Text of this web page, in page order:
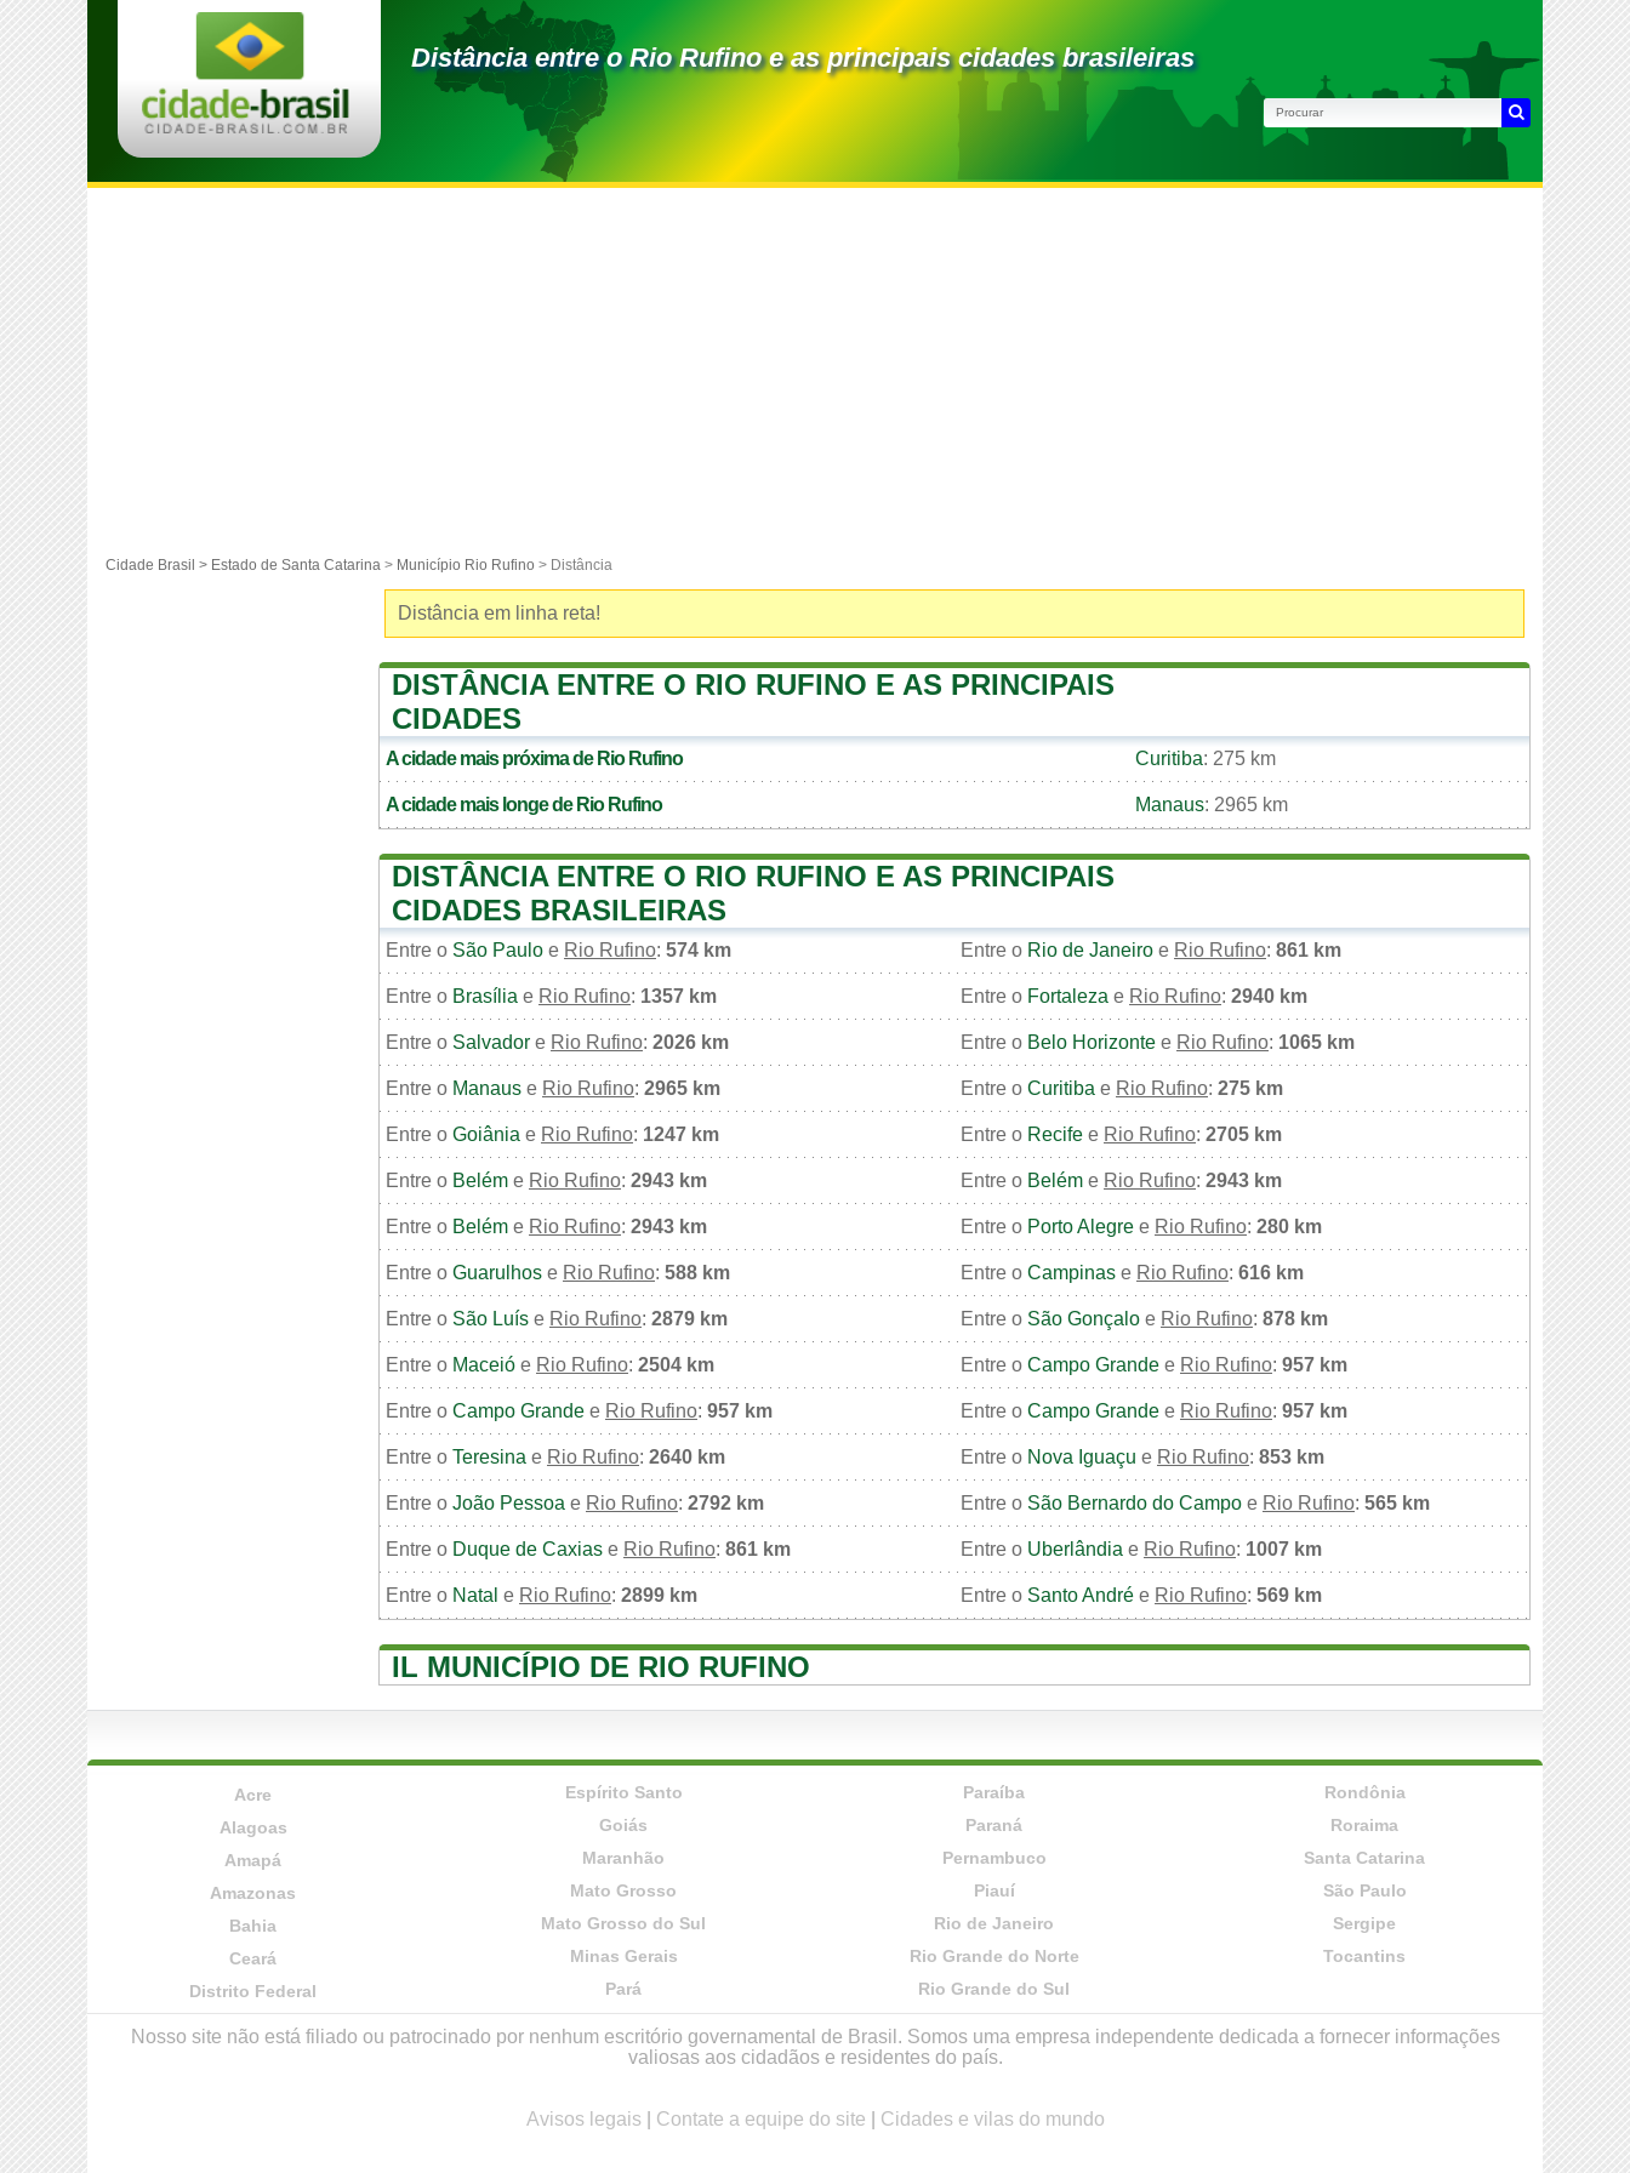
Distância entre o Rio Rufino e as principais cidades brasileiras
Cidade Brasil > Estado de Santa Catarina > Município Rio Rufino > Distância
Distância em linha reta!
DISTÂNCIA ENTRE O RIO RUFINO E AS PRINCIPAIS
CIDADES
A cidade mais próxima de Rio Rufino Curitiba: 275 km
A cidade mais longe de Rio Rufino Manaus: 2965 km
DISTÂNCIA ENTRE O RIO RUFINO E AS PRINCIPAIS
CIDADES BRASILEIRAS
Entre o São Paulo e Rio Rufino: 574 km Entre o Rio de Janeiro e Rio Rufino: 861 km
Entre o Brasília e Rio Rufino: 1357 km Entre o Fortaleza e Rio Rufino: 2940 km
Entre o Salvador e Rio Rufino: 2026 km Entre o Belo Horizonte e Rio Rufino: 1065 km
Entre o Manaus e Rio Rufino: 2965 km Entre o Curitiba e Rio Rufino: 275 km
Entre o Goiânia e Rio Rufino: 1247 km Entre o Recife e Rio Rufino: 2705 km
Entre o Belém e Rio Rufino: 2943 km Entre o Belém e Rio Rufino: 2943 km
Entre o Belém e Rio Rufino: 2943 km Entre o Porto Alegre e Rio Rufino: 280 km
Entre o Guarulhos e Rio Rufino: 588 km Entre o Campinas e Rio Rufino: 616 km
Entre o São Luís e Rio Rufino: 2879 km Entre o São Gonçalo e Rio Rufino: 878 km
Entre o Maceió e Rio Rufino: 2504 km Entre o Campo Grande e Rio Rufino: 957 km
Entre o Campo Grande e Rio Rufino: 957 km Entre o Campo Grande e Rio Rufino: 957 km
Entre o Teresina e Rio Rufino: 2640 km Entre o Nova Iguaçu e Rio Rufino: 853 km
Entre o João Pessoa e Rio Rufino: 2792 km Entre o São Bernardo do Campo e Rio Rufino: 565 km
Entre o Duque de Caxias e Rio Rufino: 861 km Entre o Uberlândia e Rio Rufino: 1007 km
Entre o Natal e Rio Rufino: 2899 km Entre o Santo André e Rio Rufino: 569 km
IL MUNICÍPIO DE RIO RUFINO
Acre
Alagoas
Amapá
Amazonas
Bahia
Ceará
Distrito Federal
Espírito Santo
Goiás
Maranhão
Mato Grosso
Mato Grosso do Sul
Minas Gerais
Pará
Paraíba
Paraná
Pernambuco
Piauí
Rio de Janeiro
Rio Grande do Norte
Rio Grande do Sul
Rondônia
Roraima
Santa Catarina
São Paulo
Sergipe
Tocantins
Nosso site não está filiado ou patrocinado por nenhum escritório governamental de Brasil. Somos uma empresa independente dedicada a fornecer informações
valiosas aos cidadãos e residentes do país.
Avisos legais Contate a equipe do site Cidades e vilas do mundo